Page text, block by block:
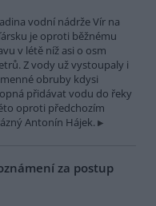
vodní nádrže Vír na
je oproti běžnému
v létě níž asi o osm
Z vody už vystoupaly i
obruby kdysi
přidávat vodu do řeky
oproti předchozím
Antonín Hájek.
za postup